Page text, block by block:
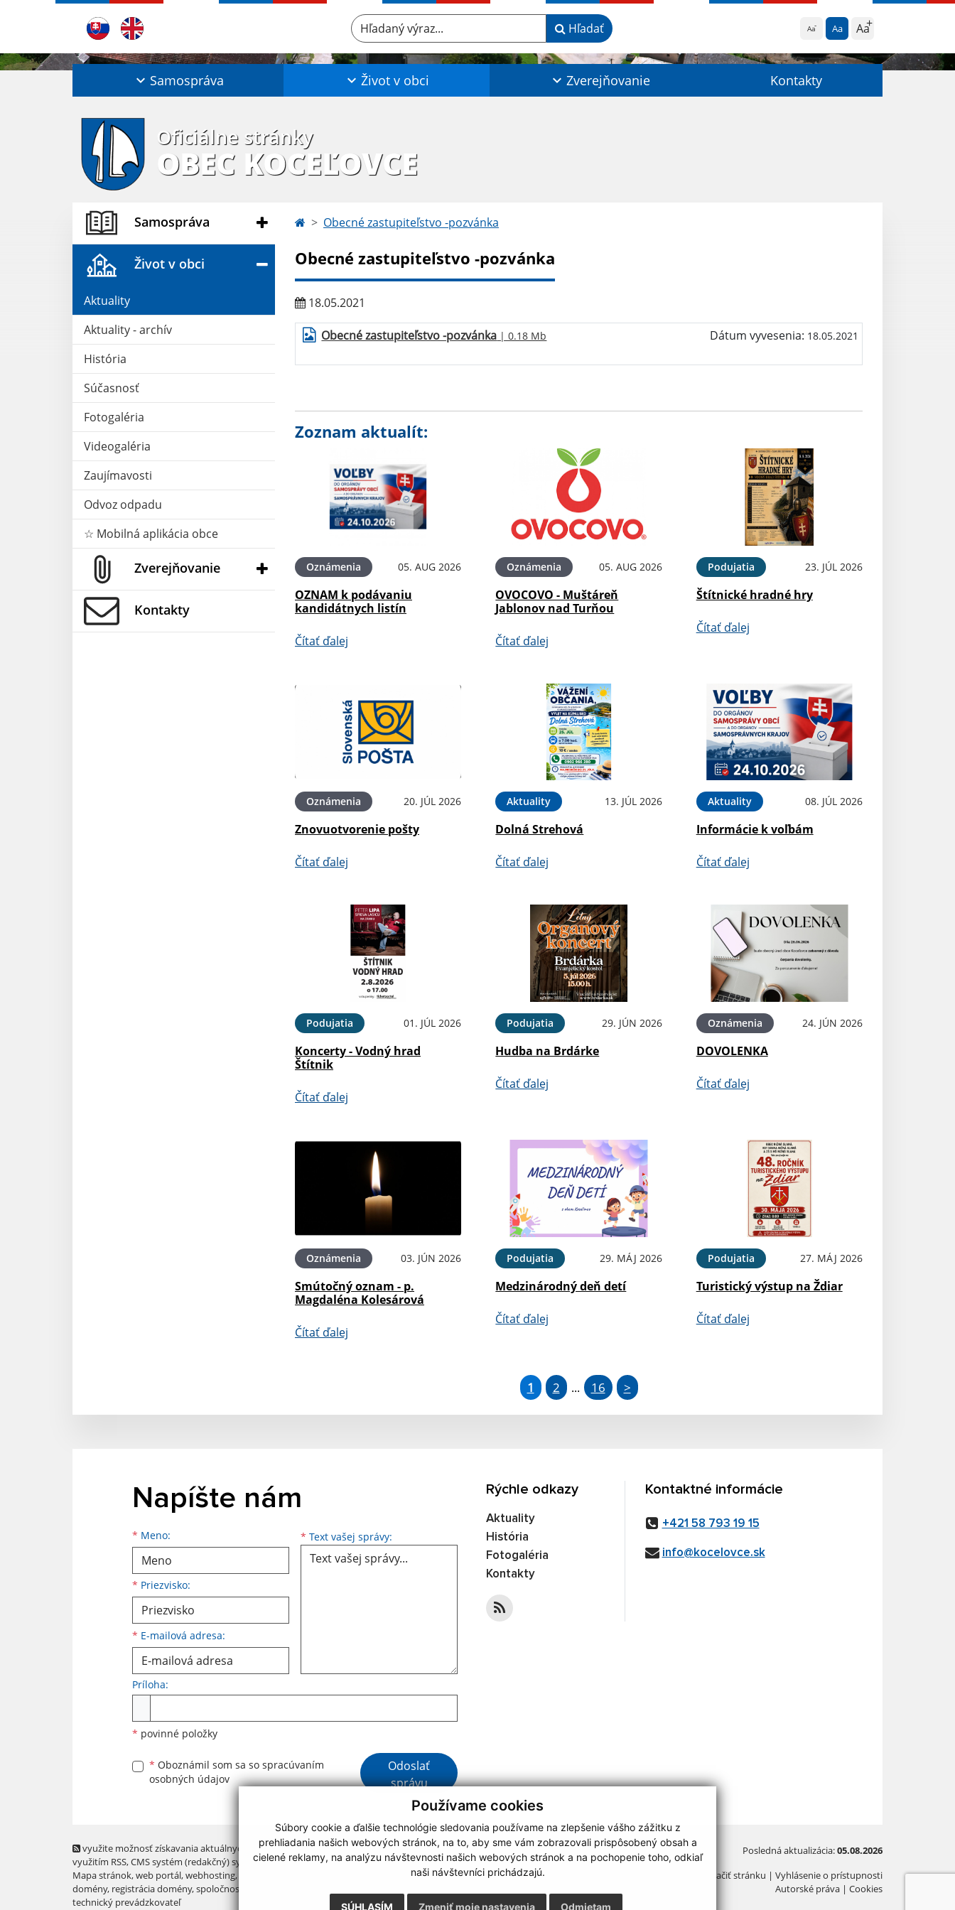
Používame cookies
Súbory cookie a ďalšie technológie sledovania používame na zlepšenie vášho zážitku z
prehliadania našich webových stránok, na to, aby sme vám zobrazovali prispôsobený obsah a
cielené reklamy, na analýzu návštevnosti našich webových stránok a na pochopenie toho, odkiaľ
naši návštevníci prichádzajú.
SÚHLASÍM Odmietam
Zmeniť moje nastavenia
Aa Aa Aa
Hľadaný výraz... Hľadať
Samospráva Život v obci Zverejňovanie Kontakty
Oficiálne stránky
OBEC KOCEĽOVCE
Samospráva
Život v obci
Aktuality
Aktuality - archív
História
Súčasnosť
Fotogaléria
Videogaléria
Zaujímavosti
Odvoz odpadu
☆ Mobilná aplikácia obce
Zverejňovanie
Kontakty
Obecné zastupiteľstvo -pozvánka
Obecné zastupiteľstvo -pozvánka
18.05.2021
Obecné zastupiteľstvo -pozvánka | 0.18 Mb Dátum vyvesenia: 18.05.2021
Zoznam aktualít:
Oznámenia 05. AUG 2026
OZNAM k podávaniu
kandidátnych listín
Čítať ďalej
Oznámenia 05. AUG 2026
OVOCOVO - Muštáreň
Jablonov nad Turňou
Čítať ďalej
Podujatia 23. JÚL 2026
Štítnické hradné hry
Čítať ďalej
Oznámenia 20. JÚL 2026
Znovuotvorenie pošty
Čítať ďalej
Aktuality 13. JÚL 2026
Dolná Strehová
Čítať ďalej
Aktuality 08. JÚL 2026
Informácie k voľbám
Čítať ďalej
Podujatia 01. JÚL 2026
Koncerty - Vodný hrad
Štítnik
Čítať ďalej
Podujatia 29. JÚN 2026
Hudba na Brdárke
Čítať ďalej
Oznámenia 24. JÚN 2026
DOVOLENKA
Čítať ďalej
Oznámenia 03. JÚN 2026
Smútočný oznam - p.
Magdaléna Kolesárová
Čítať ďalej
Podujatia 29. MÁJ 2026
Medzinárodný deň detí
Čítať ďalej
Podujatia 27. MÁJ 2026
Turistický výstup na Ždiar
Čítať ďalej
1 2 ... 16 >
Napíšte nám
* Meno:
Meno
* Priezvisko:
Priezvisko
* E-mailová adresa:
E-mailová adresa * Text vašej správy: Text vašej správy...
Príloha:
* povinné položky
* Oboznámil som sa so spracúvaním
osobných údajov
Google reCaptcha Response
Odoslať
správu
Rýchle odkazy
Aktuality
História
Fotogaléria
Kontakty
Kontaktné informácie
+421 58 793 19 15
info@kocelovce.sk
využite možnosť získavania aktuálnych informácií s
využitím RSS, CMS systém (redakčný) systém ECHELON 2,
Mapa stránok,web portál,webhosting,
domény, registrácia domény,spoločnosť webex.digital, s.r.o.
technický prevádzkovateľ
Posledná aktualizácia:05.08.2026
Vytlačiť stránku | Vyhlásenie o prístupnosti
Autorské práva | Cookies
webdesign|